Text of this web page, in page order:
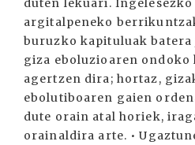
duten lekuari.
argitalpeneko
buruzko kapituluak
giza eboluzioaren ondoko
agertzen dira; hortaz,
ebolutiboaren gaien
dute orain atal horiek,
orainaldira arte. •